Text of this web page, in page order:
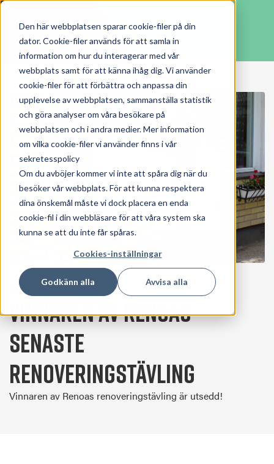
Den här webbplatsen sparar cookie-filer på din
dator. Cookie-filer används för att samla in
information om hur du interagerar med vår
webbplats samt för att känna ihåg dig. Vi använder
cookie-filer för att förbättra och anpassa din
upplevelse av webbplatsen, sammanställa statistik
och göra analyser om våra besökare på
webbplatsen och i andra medier. Mer information
om vilka cookie-filer vi använder finns i vår
sekretesspolicy
Om du avböjer kommer vi inte att spåra dig när du
besöker vår webbplats. För att kunna respektera
dina önskemål måste vi dock placera en enda
cookie-fil i din webbläsare för att våra system ska
kunna se att du inte får spåras.
Cookies-inställningar
Godkänn alla Avvisa alla
10.07.2022
Vinnaren av Renoas
senaste
renoveringstävling
Vinnaren av Renoas renoveringstävling är utsedd!